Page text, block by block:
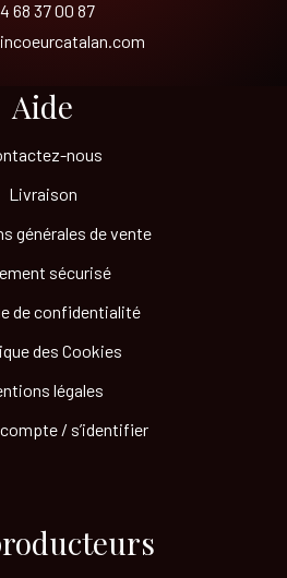
68 37 00 87
Aide
nous
Livraison
générales de vente
sécurisé
de confidentialité
des Cookies
légales
/ s’identifier